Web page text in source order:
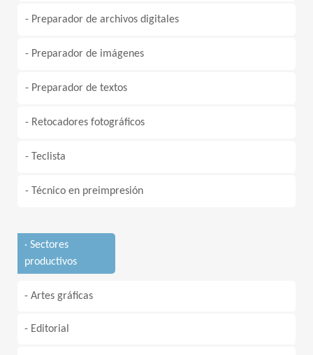
- Preparador de archivos digitales
- Preparador de imágenes
- Preparador de textos
- Retocadores fotográficos
- Teclista
- Técnico en preimpresión
· Sectores
productivos
- Artes gráficas
- Editorial